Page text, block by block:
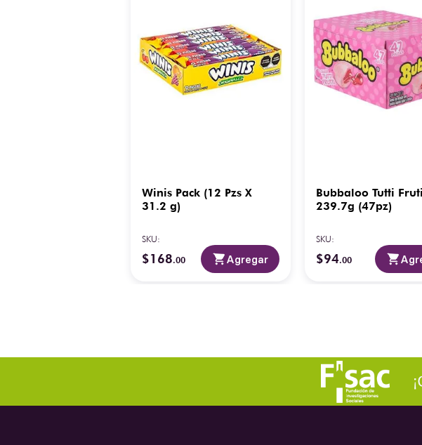
Winis Pack (12 Pzs X
31.2 g)
SKU:
$168.00 Agregar
Bubbaloo Tutti Fruti
239.7g (47pz)
SKU:
$94.00